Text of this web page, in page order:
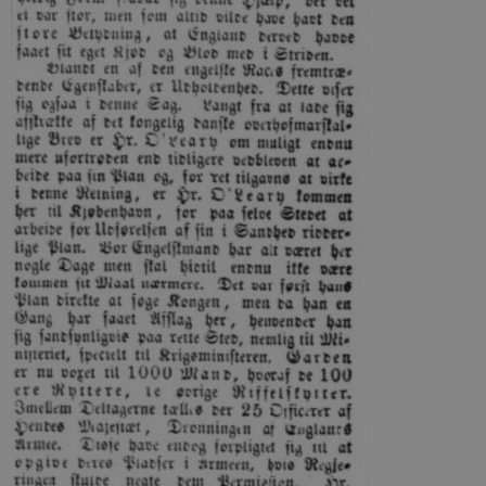
cookies.
Navn
Udbyder / Domæne
be_typo_user
TYPO3 Association
.danmarkshistorien.dk
sp_t
Spotify Inc.
.spotify.com
sp_landing
Spotify Inc.
.spotify.com